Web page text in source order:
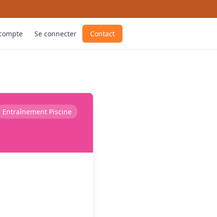
Se connecter Contact
Entraînement Piscine